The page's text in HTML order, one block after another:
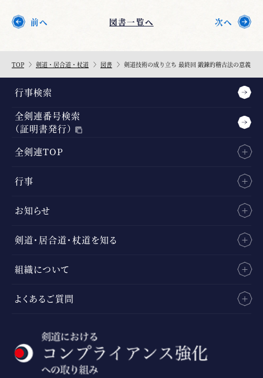
前へ 図書一覧へ 次へ
TOP 剣道・居合道・杖道 図書 剣道技術の成り立ち 最終回 鍛錬的稽古法の意義
行事検索
全剣連番号検索
（証明書発行）
全剣連TOP
行事
お知らせ
剣道・居合道・杖道を知る
組織について
よくあるご質問